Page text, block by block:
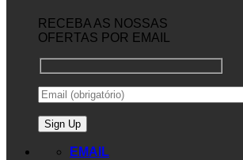
RECEBA AS NOSSAS
OFERTAS POR EMAIL
EMAIL